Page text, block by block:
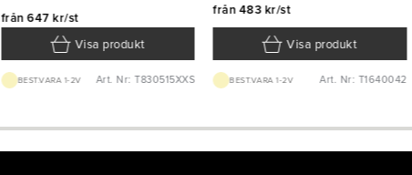
från647 kr/st
Visa produkt
BEST.VARA 1-2V Art. Nr: T830515XXS
från483 kr/st
Visa produkt
BEST.VARA 1-2V Art. Nr: T1640042